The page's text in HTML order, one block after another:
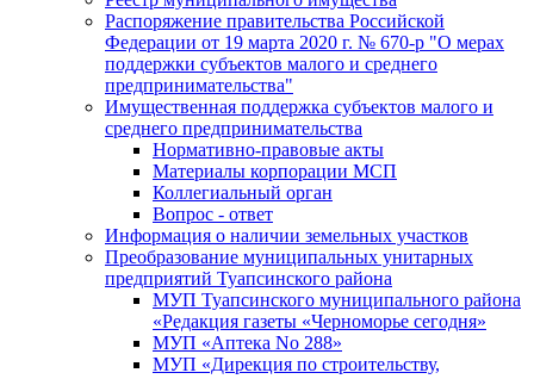
Распоряжение правительства Российской
Федерации от 19 марта 2020 г. № 670-р "О мерах
поддержки субъектов малого и среднего
предпринимательства"
Имущественная поддержка субъектов малого и
среднего предпринимательства
Нормативно-правовые акты
Материалы корпорации МСП
Коллегиальный орган
Вопрос - ответ
Информация о наличии земельных участков
Преобразование муниципальных унитарных
предприятий Туапсинского района
МУП Туапсинского муниципального района
«Редакция газеты «Черноморье сегодня»
МУП «Аптека No 288»
МУП «Дирекция по строительству,